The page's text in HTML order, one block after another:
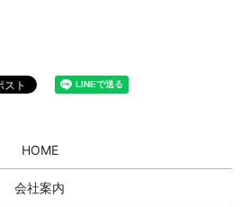
HOME
会社案内